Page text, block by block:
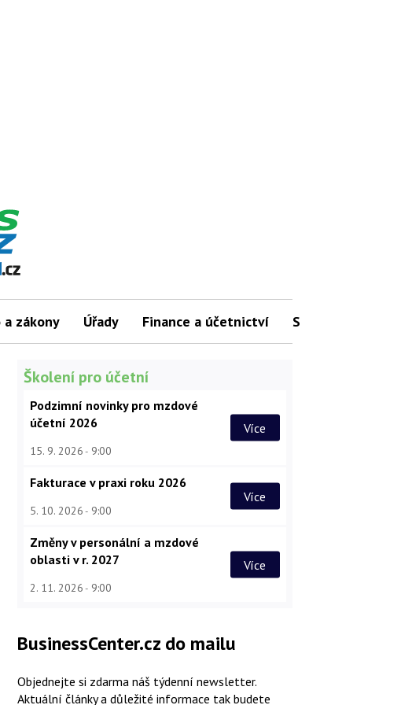
a zákony Úřady Finance a účetnictví Slovníček pojmů
Školení pro účetní
Podzimní novinky pro mzdové
účetní 2026
15. 9. 2026 9:00
Více
Fakturace v praxi roku 2026
5. 10. 2026 9:00
Více
Změny v personální a mzdové
oblasti v r. 2027
2. 11. 2026 9:00
Více
BusinessCenter.cz do mailu
Objednejte si zdarma náš týdenní newsletter.
Aktuální články a důležité informace tak budete